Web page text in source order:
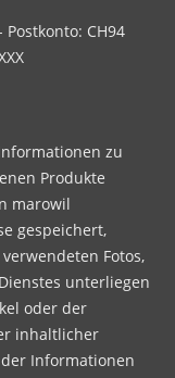
CH94
zu
Produkte
marowil
gespeichert,
Fotos,
unterliegen
oder der
inhaltlicher
Informationen